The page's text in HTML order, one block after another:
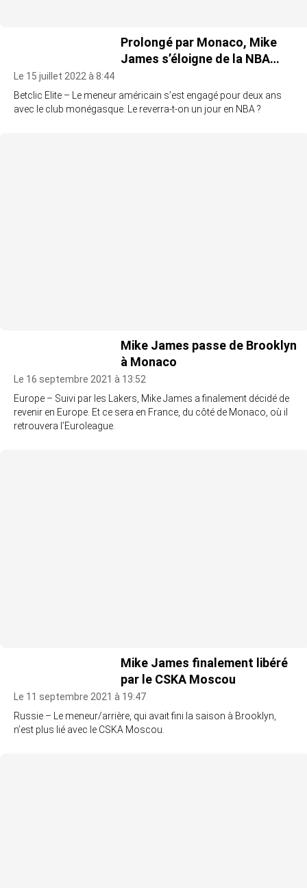
Prolongé par Monaco, Mike
James s’éloigne de la NBA…
Le 15 juillet 2022 à 8:44
Betclic Elite – Le meneur américain s’est engagé pour deux ans
avec le club monégasque. Le reverra-t-on un jour en NBA ?
Mike James passe de Brooklyn
à Monaco
Le 16 septembre 2021 à 13:52
Europe – Suivi par les Lakers, Mike James a finalement décidé de
revenir en Europe. Et ce sera en France, du côté de Monaco, où il
retrouvera l’Euroleague.
Mike James finalement libéré
par le CSKA Moscou
Le 11 septembre 2021 à 19:47
Russie – Le meneur/arrière, qui avait fini la saison à Brooklyn,
n’est plus lié avec le CSKA Moscou.